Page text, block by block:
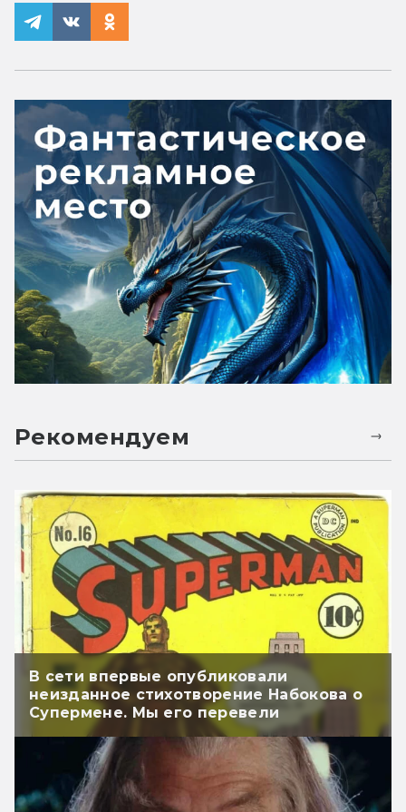
Рекомендуем
В сети впервые опубликовали
неизданное стихотворение Набокова о
Супермене. Мы его перевели